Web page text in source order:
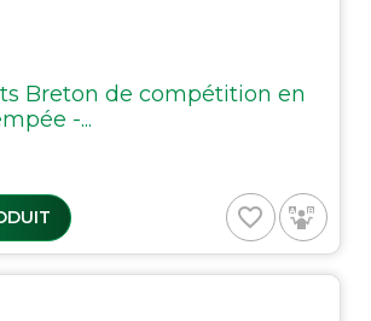
Breton de compétition en
-...
favorite_border